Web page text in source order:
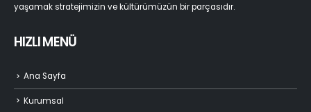
yaşamak stratejimizin ve kültürümüzün bir parçasıdır.
HIZLI MENÜ
Ana Sayfa
Kurumsal